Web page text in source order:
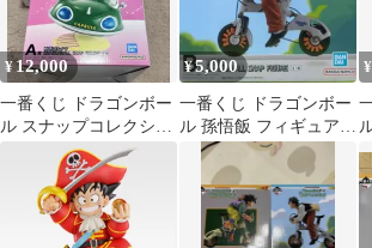
¥12,000
一番くじ ドラゴンボー
ル スナップコレクショ
ンA賞 B賞 C賞
¥5,000
一番くじ ドラゴンボー
ル 孫悟飯 フィギュア B
¥